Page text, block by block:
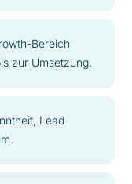
Bereich
zur Umsetzung.
Lead-